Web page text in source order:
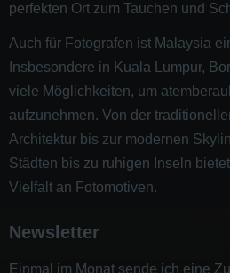
perfekten Ort zum Tauchen und
Auch für Fotografen ist Malaysia
Insbesondere in Kuala Lumpur,
viele Möglichkeiten, um
aufzunehmen. Von der
Architektur bis zur modernen
Städten bis zu ruhigen Inseln
Vielfalt an Fotomotiven.
Newsletter
Einmal im Monat sende ich eine